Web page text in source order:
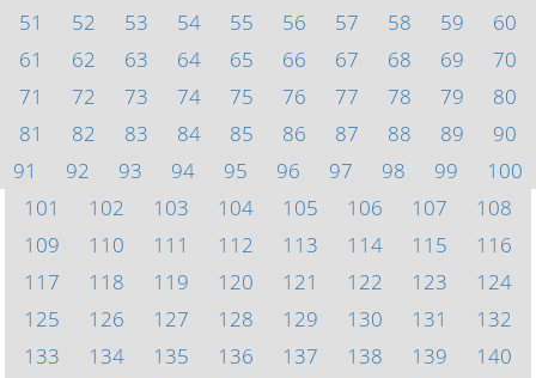
51
52 53 54 55 56 57 58 59
60
61
62 63 64 65 66 67 68 69
70
71
72 73 74 75 76 77 78 79
80
81
82 83 84 85 86 87 88 89
90
91
92 93 94 95 96 97 98 99
100
101
102 103 104 105 106 107
108
109
110 111 112 113 114 115
116
117
118 119 120 121 122 123
124
125
126 127 128 129 130 131
132
133
134 135 136 137 138 139
140